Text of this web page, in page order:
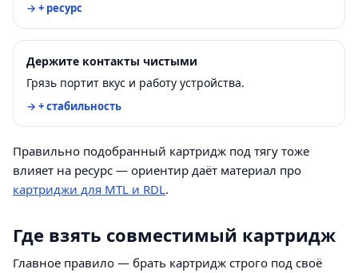
→ + ресурс
Держите контакты чистыми
Грязь портит вкус и работу устройства.
→ + стабильность
Правильно подобранный картридж под тягу тоже
влияет на ресурс — ориентир даёт материал про
картриджи для MTL и RDL.
Где взять совместимый картридж
Главное правило — брать картридж строго под своё